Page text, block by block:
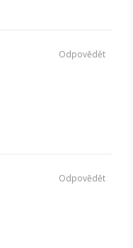
Odpovědět
Odpovědět